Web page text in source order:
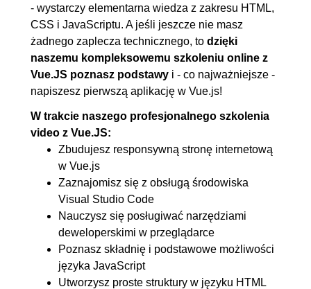
- wystarczy elementarna wiedza z zakresu HTML,
CSS i JavaScriptu. A jeśli jeszcze nie masz
żadnego zaplecza technicznego, to dzięki
naszemu kompleksowemu szkoleniu online z
Vue.JS poznasz podstawy i - co najważniejsze -
napiszesz pierwszą aplikację w Vue.js!
W trakcie naszego profesjonalnego szkolenia
video z Vue.JS:
Zbudujesz responsywną stronę internetową
w Vue.js
Zaznajomisz się z obsługą środowiska
Visual Studio Code
Nauczysz się posługiwać narzędziami
deweloperskimi w przeglądarce
Poznasz składnię i podstawowe możliwości
języka JavaScript
Utworzysz proste struktury w języku HTML